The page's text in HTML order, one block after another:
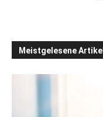
Meistgelesene Artikel